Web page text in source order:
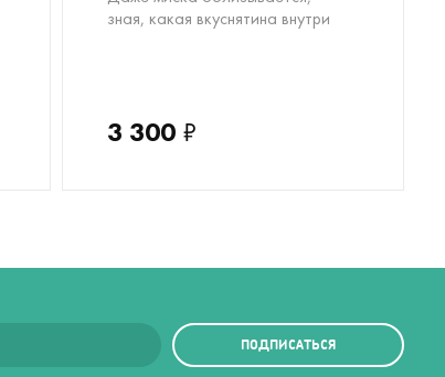
зная, какая вкуснятина внутри
3 300 ₽
ПОДПИСАТЬСЯ